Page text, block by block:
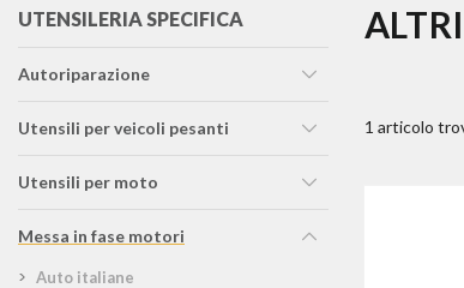
UTENSILERIA SPECIFICA
autoriparazione
utensili per veicoli pesanti
utensili per moto
messa in fase motori
auto italiane
1 articolo